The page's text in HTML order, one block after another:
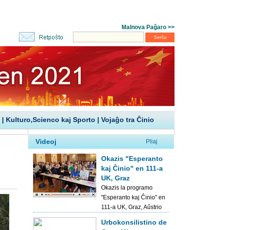
| Kulturo,Scienco kaj Sporto | Vojaĝo tra Ĉinio